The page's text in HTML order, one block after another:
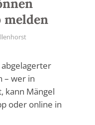
melden
– wer in
kann Mängel
oder online in